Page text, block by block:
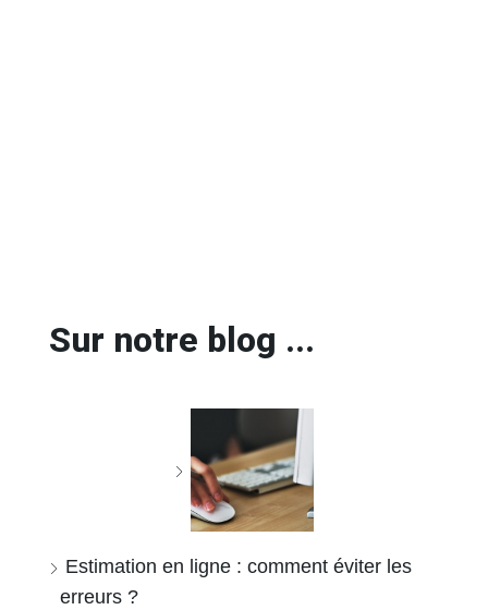
Sur notre blog ...
Estimation en ligne : comment éviter les
erreurs ?